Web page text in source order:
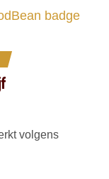
volgens